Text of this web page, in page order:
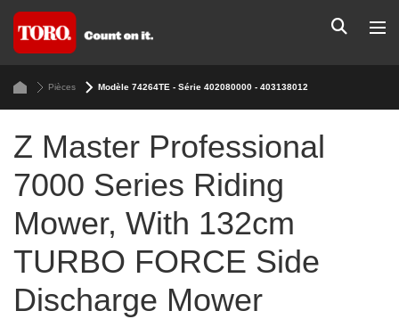
Pièces Modèle 74264TE - Série 402080000 - 403138012
Z Master Professional
7000 Series Riding
Mower, With 132cm
TURBO FORCE Side
Discharge Mower